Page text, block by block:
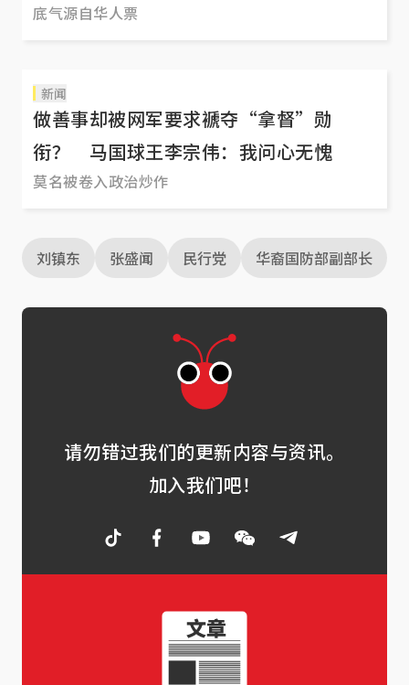
底气源自华人票
新闻
做善事却被网军要求褫夺“拿督”勋
衔？ 马国球王李宗伟：我问心无愧
莫名被卷入政治炒作
刘镇东 张盛闻 民行党 华裔国防部副部长
请勿错过我们的更新内容与资讯。
加入我们吧！